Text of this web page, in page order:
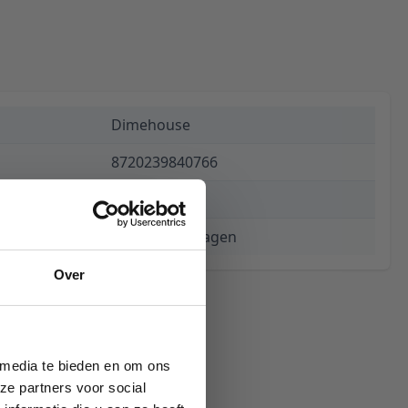
Over
te bieden en om ons
partners voor social
Dimehouse
8720239840766
€ 149,94
3 tot 5 werkdagen